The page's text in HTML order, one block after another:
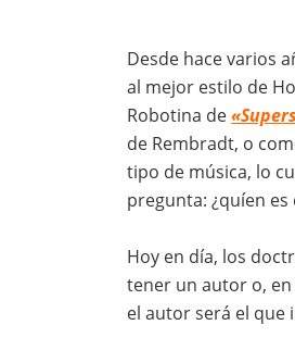
Desde hace varios
al mejor estilo de
Robotina de
de Rembradt, o
tipo de música, lo
pregunta: ¿quíen
Hoy en día, los
tener un autor o,
el autor será el que